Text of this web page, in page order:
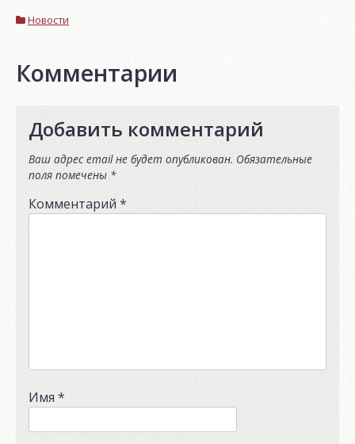
Новости
Комментарии
Добавить комментарий
Ваш адрес email не будет опубликован. Обязательные
поля помечены *
Комментарий *
Имя *